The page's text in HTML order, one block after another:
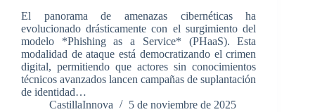
El panorama de amenazas cibernéticas ha
evolucionado drásticamente con el surgimiento del
modelo *Phishing as a Service* (PHaaS). Esta
modalidad de ataque está democratizando el crimen
digital, permitiendo que actores sin conocimientos
técnicos avanzados lancen campañas de suplantación
de identidad…
CastillaInnova
5 de noviembre de 2025